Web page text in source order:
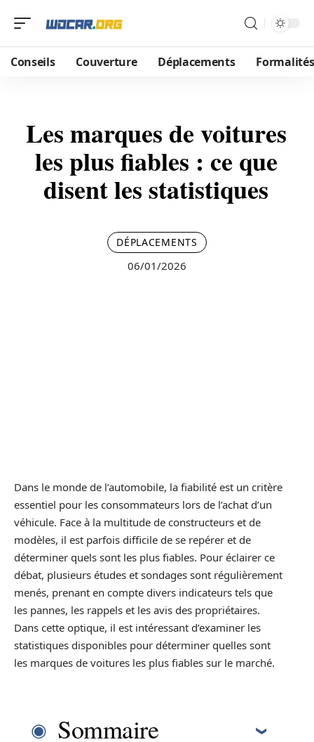
Conseils Couverture Déplacements Formalités
Les marques de voitures
les plus fiables : ce que
disent les statistiques
DÉPLACEMENTS
06/01/2026
Dans le monde de l’automobile, la fiabilité est un critère
essentiel pour les consommateurs lors de l’achat d’un
véhicule. Face à la multitude de constructeurs et de
modèles, il est parfois difficile de se repérer et de
déterminer quels sont les plus fiables. Pour éclairer ce
débat, plusieurs études et sondages sont régulièrement
menés, prenant en compte divers indicateurs tels que
les pannes, les rappels et les avis des propriétaires.
Dans cette optique, il est intéressant d’examiner les
statistiques disponibles pour déterminer quelles sont
les marques de voitures les plus fiables sur le marché.
Sommaire